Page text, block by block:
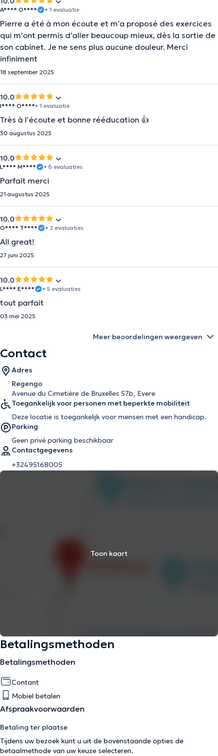
A**** O**** • 1 evaluatie
Pierre a été à mon écoute et m’a proposé des exercices
qui m’ont permis d’aller beaucoup mieux, dès la sortie de
son cabinet. Je ne sens plus aucune douleur. Merci
infiniment
18 september 2025
10.0
I**** O****• 1 evaluatie
Très à l’écoute et bonne rééducation 👍
30 augustus 2025
10.0
L**** M**** • 6 evaluaties
Parfait merci
21 augustus 2025
10.0
O**** T**** • 2 evaluaties
All great!
27 juni 2025
10.0
L**** E**** • 5 evaluaties
tout parfait
03 mei 2025
Meer beoordelingen weergeven
Contact
Adres
Regengo
Avenue du Cimetière de Bruxelles 57b, Evere
Toegankelijk voor personen met beperkte mobiliteit
Deze locatie is toegankelijk voor mensen met een handicap.
Parking
Geen privé parking beschikbaar
Contactgegevens
+32495168005
Toon kaart
Betalingsmethoden
Betalingsmethoden
Contant
Mobiel betalen
Afspraakvoorwaarden
Betaling ter plaatse
Tijdens uw bezoek kunt u uit de bovenstaande opties de
betaalmethode van uw keuze selecteren.